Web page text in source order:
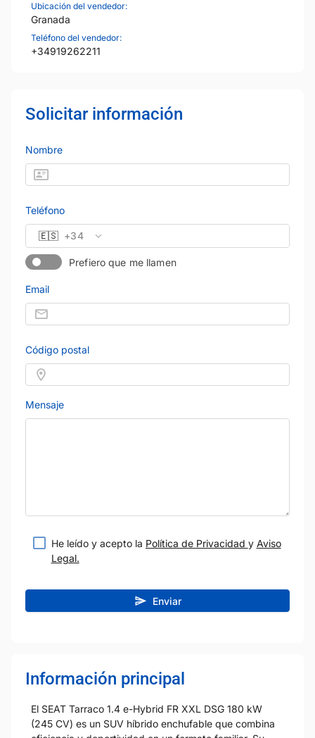
Ubicación del vendedor:
Granada
Teléfono del vendedor:
+34919262211
Solicitar información
Nombre
Teléfono
🇪🇸 +34
Prefiero que me llamen
Email
Código postal
Mensaje
He leído y acepto la Política de Privacidad y Aviso
Legal.
Enviar
Información principal
El SEAT Tarraco 1.4 e-Hybrid FR XXL DSG 180 kW
(245 CV) es un SUV híbrido enchufable que combina